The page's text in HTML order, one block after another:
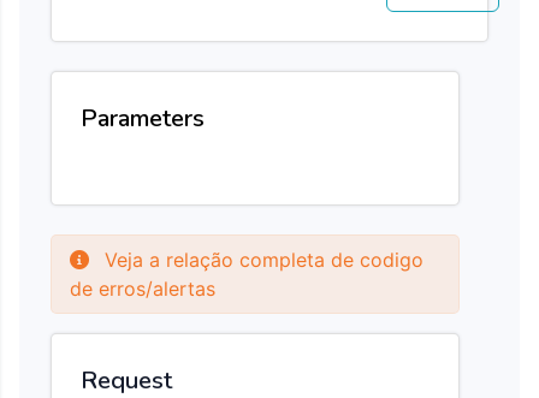
Parameters
Veja a relação completa de codigo
de erros/alertas
Request